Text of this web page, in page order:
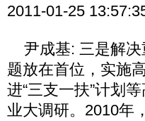
2011-01-25
尹成基: 三是解决
题放在首位，实施
进“三支一扶”计划
业大调研。2010年